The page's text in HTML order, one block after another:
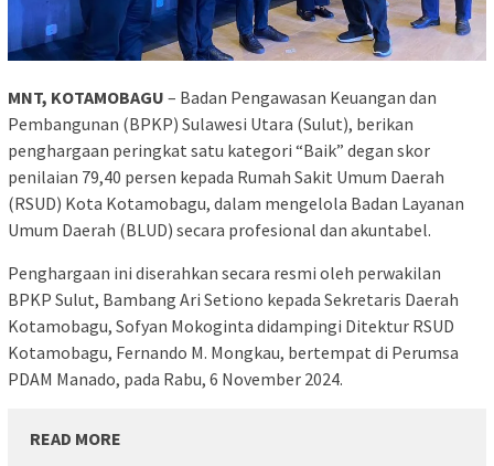
MNT, KOTAMOBAGU – Badan Pengawasan Keuangan dan
Pembangunan (BPKP) Sulawesi Utara (Sulut), berikan
penghargaan peringkat satu kategori “Baik” degan skor
penilaian 79,40 persen kepada Rumah Sakit Umum Daerah
(RSUD) Kota Kotamobagu, dalam mengelola Badan Layanan
Umum Daerah (BLUD) secara profesional dan akuntabel.
Penghargaan ini diserahkan secara resmi oleh perwakilan
BPKP Sulut, Bambang Ari Setiono kepada Sekretaris Daerah
Kotamobagu, Sofyan Mokoginta didampingi Ditektur RSUD
Kotamobagu, Fernando M. Mongkau, bertempat di Perumsa
PDAM Manado, pada Rabu, 6 November 2024.
READ MORE